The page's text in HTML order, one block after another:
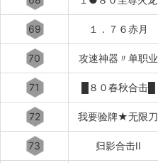
69 １．７６赤月
70 攻速神器〃单职业
71 █８０春秋合击█
72 我要验牌★无限刀
73 归影合击II